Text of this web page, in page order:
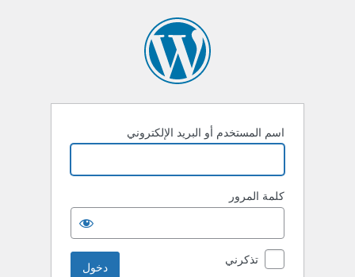
اسم المستخدم أو البريد الإلكتروني
كلمة المرور
تذكرني